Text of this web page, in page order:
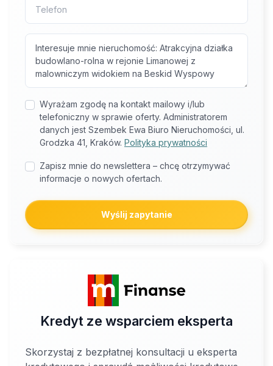
Wyrażam zgodę na kontakt mailowy i/lub
telefoniczny w sprawie oferty. Administratorem
danych jest Szembek Ewa Biuro Nieruchomości, ul.
Grodzka 41, Kraków. Polityka prywatności
Zapisz mnie do newslettera – chcę otrzymywać
informacje o nowych ofertach.
Wyślij zapytanie
Kredyt ze wsparciem eksperta
Skorzystaj z bezpłatnej konsultacji u eksperta